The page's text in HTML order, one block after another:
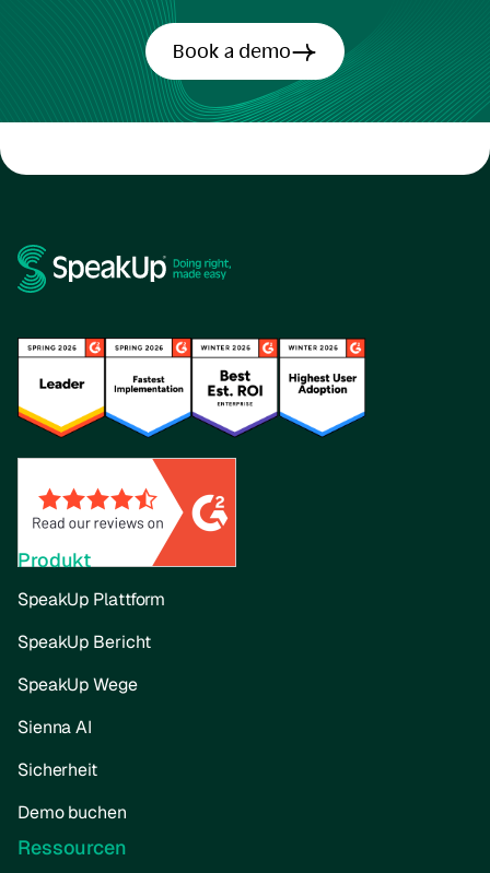
Book a demo
Produkt
SpeakUp Plattform
SpeakUp Bericht
SpeakUp Wege
Sienna AI
Sicherheit
Demo buchen
Ressourcen